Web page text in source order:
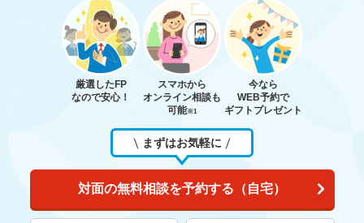
厳選したFP
なので安心！
スマホから
オンライン相談も
可能※1
今なら
WEB予約で
ギフトプレゼント
まずはお気軽に
対面の無料相談を予約する（自宅）